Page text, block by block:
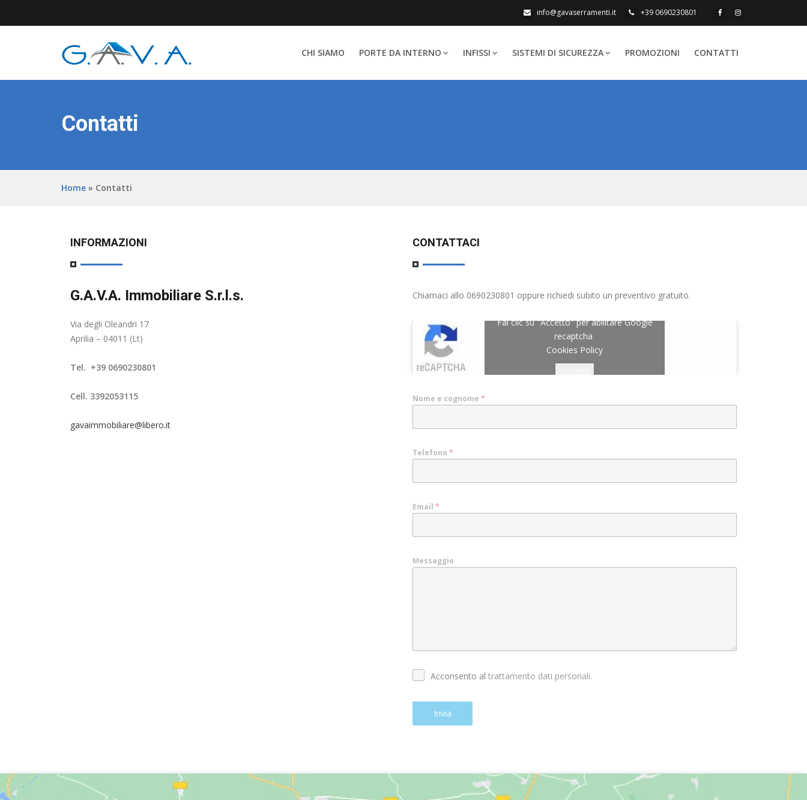
info@gavaserramenti.it +39 0690230801
CHI SIAMO PORTE DA INTERNO INFISSI SISTEMI DI SICUREZZA PROMOZIONI CONTATTI
Contatti
Home » Contatti
INFORMAZIONI
G.A.V.A. Immobiliare S.r.l.s.
Via degli Oleandri 17
Aprilia – 04011 (Lt)
Tel. +39 0690230801
Cell. 3392053115
gavaimmobiliare@libero.it
CONTATTACI
Chiamaci allo 0690230801 oppure richiedi subito un preventivo gratuito.
Fai clic su "Accetto" per abilitare Google
recaptcha
Cookies Policy
Nome e cognome *
Telefono *
Email *
Messaggio
Acconsento al trattamento dati personali.
Invia